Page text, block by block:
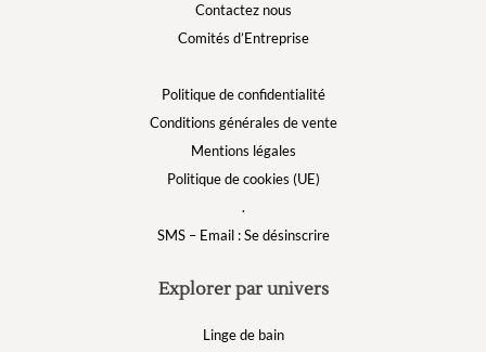
Contactez nous
Comités d’Entreprise
Politique de confidentialité
Conditions générales de vente
Mentions légales
Politique de cookies (UE)
.
SMS – Email : Se désinscrire
Explorer par univers
Linge de bain